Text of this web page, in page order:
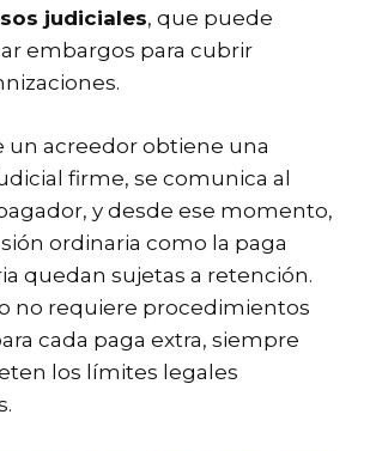
judiciales, que puede
embargos para cubrir
un acreedor obtiene una
firme, se comunica al
y desde ese momento,
ordinaria como la paga
quedan sujetas a retención.
no requiere procedimientos
cada paga extra, siempre
los límites legales